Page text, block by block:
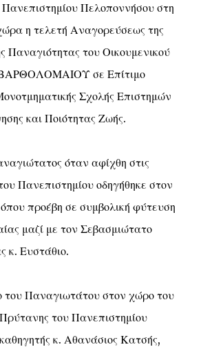
Πελοποννήσου στη
η τελετή Αναγορεύσεως της
Παναγιότητας του Οικουμενικού
σε Επίτιμο
Σχολής Επιστημών
και Ποιότητας Ζωής.
όταν αφίχθη στις
Πανεπιστημίου οδηγήθηκε στον
προέβη σε συμβολική φύτευση
μαζί με τον Σεβασμιώτατο
κ. Ευστάθιο.
του Παναγιωτάτου στον χώρο του
του Πανεπιστημίου
κ. Αθανάσιος Κατσής,